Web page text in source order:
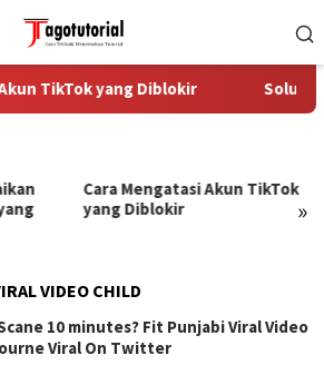
TikTok yang Diblokir Solusi
»
Cara Mengatasi Akun TikTok
yang Diblokir
VIDEO CHILD
10 minutes? Fit Punjabi Viral Video
Viral On Twitter